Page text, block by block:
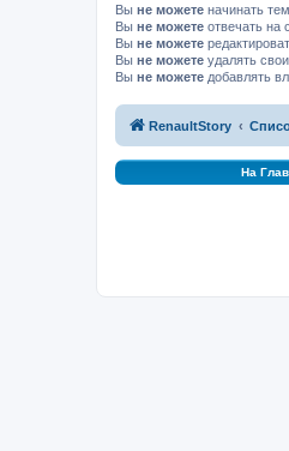
Вы не можете начинать
Вы не можете отвечать на
Вы не можете
Вы не можете удалять
Вы не можете добавлять
RenaultStory
На